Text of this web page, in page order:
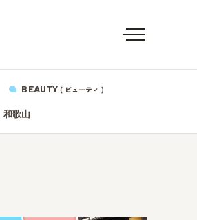
BEAUTY ( ビューティ )
和歌山